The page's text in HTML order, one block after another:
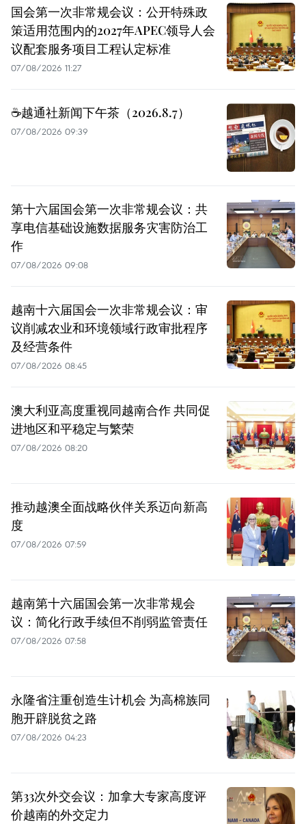
国会第一次非常规会议：公开特殊政
策适用范围内的2027年APEC领导人会
议配套服务项目工程认定标准
07/08/2026 11:27
☕️越通社新闻下午茶（2026.8.7）
07/08/2026 09:39
第十六届国会第一次非常规会议：共
享电信基础设施数据服务灾害防治工
作
07/08/2026 09:08
越南十六届国会一次非常规会议：审
议削减农业和环境领域行政审批程序
及经营条件
07/08/2026 08:45
澳大利亚高度重视同越南合作 共同促
进地区和平稳定与繁荣
07/08/2026 08:20
推动越澳全面战略伙伴关系迈向新高
度
07/08/2026 07:59
越南第十六届国会第一次非常规会
议：简化行政手续但不削弱监管责任
07/08/2026 07:58
永隆省注重创造生计机会 为高棉族同
胞开辟脱贫之路
07/08/2026 04:23
第33次外交会议：加拿大专家高度评
价越南的外交定力